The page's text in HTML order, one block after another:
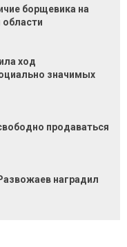
борщевика на
ход
значимых
продаваться
наградил